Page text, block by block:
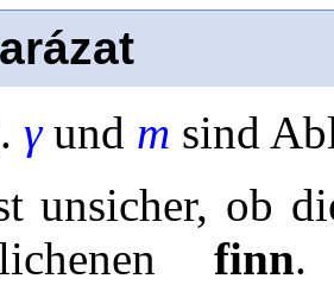
. γund m sind
unsicher, ob
finn.